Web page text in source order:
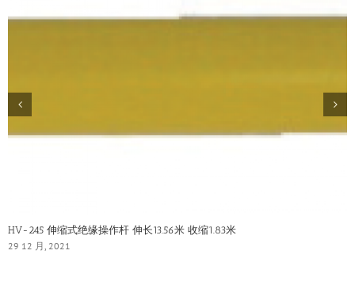
HV-245 伸缩式绝缘操作杆 伸长13.56米 收缩1.83米
29 12 月, 2021